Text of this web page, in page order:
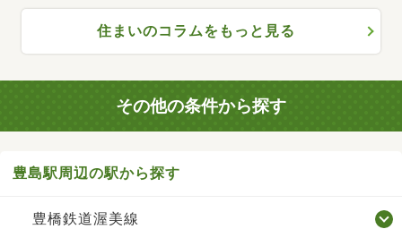
住まいのコラムをもっと見る
その他の条件から探す
豊島駅周辺の駅から探す
豊橋鉄道渥美線